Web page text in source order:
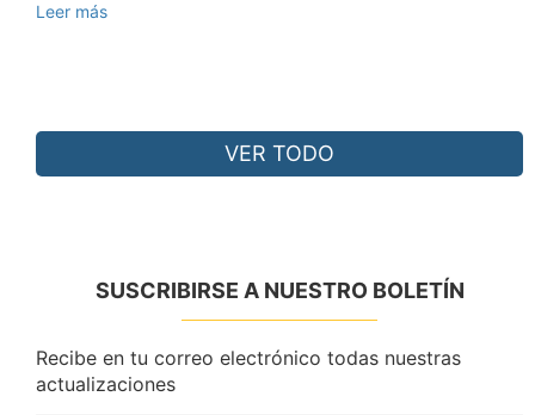
Leer más
VER TODO
SUSCRIBIRSE A NUESTRO BOLETÍN
Recibe en tu correo electrónico todas nuestras
actualizaciones